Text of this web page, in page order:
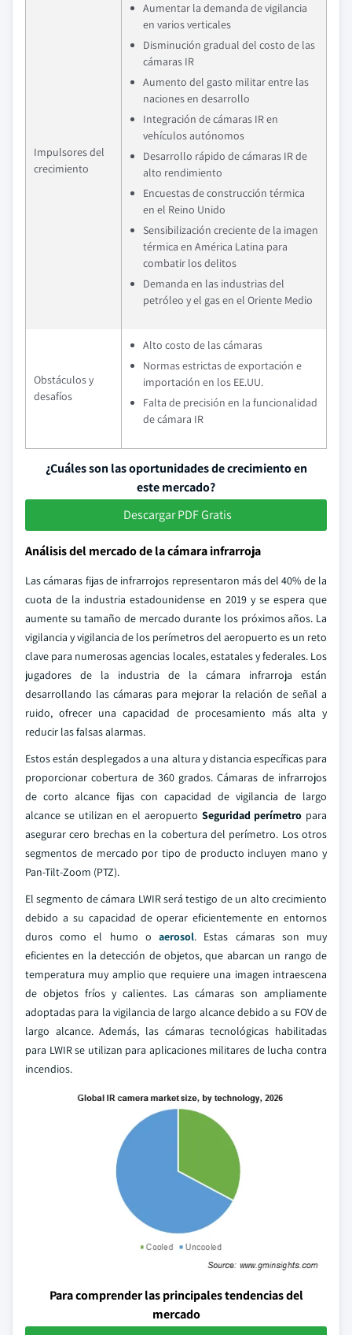
Impulsores del
crecimiento
Aumentar la demanda de vigilancia
en varios verticales
Disminución gradual del costo de las
cámaras IR
Aumento del gasto militar entre las
naciones en desarrollo
Integración de cámaras IR en
vehículos autónomos
Desarrollo rápido de cámaras IR de
alto rendimiento
Encuestas de construcción térmica
en el Reino Unido
Sensibilización creciente de la imagen
térmica en América Latina para
combatir los delitos
Demanda en las industrias del
petróleo y el gas en el Oriente Medio
Obstáculos y
desafíos
Alto costo de las cámaras
Normas estrictas de exportación e
importación en los EE.UU.
Falta de precisión en la funcionalidad
de cámara IR
¿Cuáles son las oportunidades de crecimiento en
este mercado?
Descargar PDF Gratis
Análisis del mercado de la cámara infrarroja
Las cámaras fijas de infrarrojos representaron más del 40% de la
cuota de la industria estadounidense en 2019 y se espera que
aumente su tamaño de mercado durante los próximos años. La
vigilancia y vigilancia de los perímetros del aeropuerto es un reto
clave para numerosas agencias locales, estatales y federales. Los
jugadores de la industria de la cámara infrarroja están
desarrollando las cámaras para mejorar la relación de señal a
ruido, ofrecer una capacidad de procesamiento más alta y
reducir las falsas alarmas.
Estos están desplegados a una altura y distancia específicas para
proporcionar cobertura de 360 grados. Cámaras de infrarrojos
de corto alcance fijas con capacidad de vigilancia de largo
alcance se utilizan en el aeropuerto Seguridad perímetro para
asegurar cero brechas en la cobertura del perímetro. Los otros
segmentos de mercado por tipo de producto incluyen mano y
Pan-Tilt-Zoom (PTZ).
El segmento de cámara LWIR será testigo de un alto crecimiento
debido a su capacidad de operar eficientemente en entornos
duros como el humo oaerosol. Estas cámaras son muy
eficientes en la detección de objetos, que abarcan un rango de
temperatura muy amplio que requiere una imagen intraescena
de objetos fríos y calientes. Las cámaras son ampliamente
adoptadas para la vigilancia de largo alcance debido a su FOV de
largo alcance. Además, las cámaras tecnológicas habilitadas
para LWIR se utilizan para aplicaciones militares de lucha contra
incendios.
Para comprender las principales tendencias del
mercado